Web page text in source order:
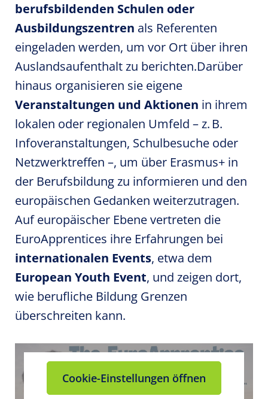
berufsbildenden Schulen oder
Ausbildungszentren als Referenten
eingeladen werden, um vor Ort über ihren
Auslandsaufenthalt zu berichten.Darüber
hinaus organisieren sie eigene
Veranstaltungen und Aktionen in ihrem
lokalen oder regionalen Umfeld – z. B.
Infoveranstaltungen, Schulbesuche oder
Netzwerktreffen –, um über Erasmus+ in
der Berufsbildung zu informieren und den
europäischen Gedanken weiterzutragen.
Auf europäischer Ebene vertreten die
EuroApprentices ihre Erfahrungen bei
internationalen Events, etwa dem
European Youth Event, und zeigen dort,
wie berufliche Bildung Grenzen
überschreiten kann.
Cookie-Einstellungen öffnen